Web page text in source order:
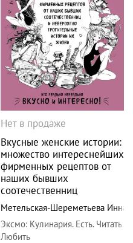
Нет в продаже
Вкусные женские истории:
множество интереснейших
фирменных рецептов от
наших бывших
соотечественниц
Метельская-Шереметьева Инна
Эксмо: Кулинария. Есть. Читать.
Любить